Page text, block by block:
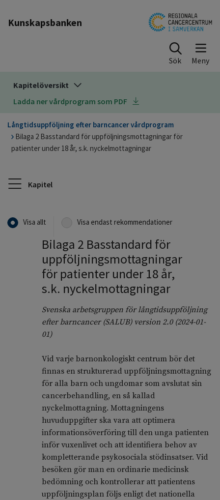
Kunskapsbanken
Sök
Kapitelöversikt
Ladda ner vårdprogram som PDF
Långtidsuppföljning efter barncancer vårdprogram
Bilaga 2 Basstandard för uppföljningsmottagningar för
patienter under 18 år, s.k. nyckelmottagningar
Kapitel
Visa allt Visa endast rekommendationer
Bilaga 2 Basstandard för
uppföljningsmottagningar
för patienter under 18 år,
s.k. nyckelmottagningar
Svenska arbetsgruppen för långtidsuppföljning
efter barncancer (SALUB) version 2.0 (2024-01-
01)
Vid varje barnonkologiskt centrum bör det
finnas en strukturerad uppföljningsmottagning
för alla barn och ungdomar som avslutat sin
cancerbehandling, en så kallad
nyckelmottagning. Mottagningens
huvuduppgifter ska vara att optimera
informationsöverföring till den unga patienten
inför vuxenlivet och att identifiera behov av
kompletterande psykosociala stödinsatser. Vid
besöken gör man en ordinarie medicinsk
bedömning och kontrollerar att patientens
uppföljningsplan följs enligt det nationella